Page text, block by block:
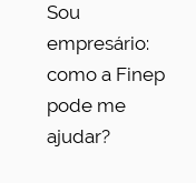
Sou
empresário:
como a Finep
pode me
ajudar?